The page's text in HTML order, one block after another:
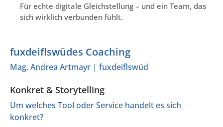
Für echte digitale Gleichstellung – und ein Team, das
sich wirklich verbunden fühlt.
fuxdeiflswüdes Coaching
Mag. Andrea Artmayr | fuxdeiflswüd
Konkret & Storytelling
Um welches Tool oder Service handelt es sich
konkret?